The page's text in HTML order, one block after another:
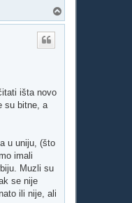
r
išta novo
su bitne, a
u uniju, (što
imali
Muzli su
se nije
ili nije, ali